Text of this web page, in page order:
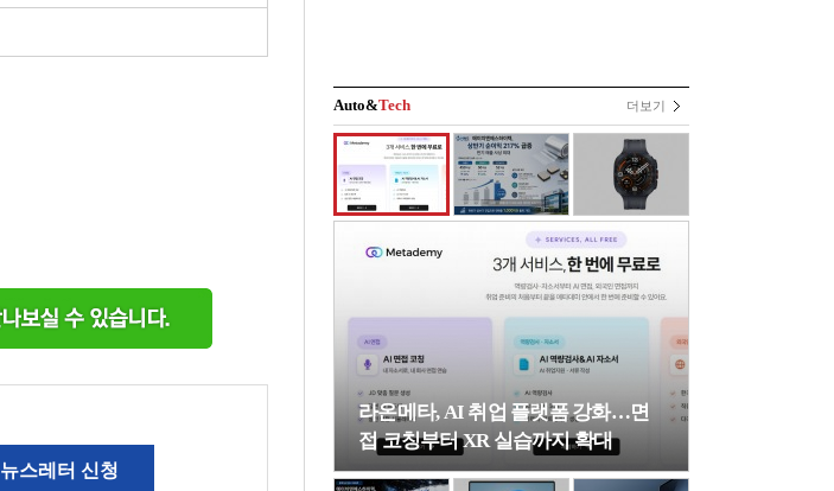
뉴스레터 신청
Auto&Tech 더보기
라온메타, AI 취업 플랫폼 강화…면
접 코칭부터 XR 실습까지 확대